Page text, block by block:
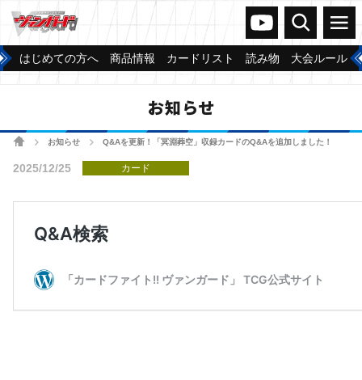
ヴァンガードch
検索 メニュー
はじめての方へ 商品情報 カードリスト 読み物 大会ルール
お知らせ
ホームお知らせ Q&Aを更新！「冥淵葬空」収録カードのQ&Aを追加しました！
2025/12/25 カード